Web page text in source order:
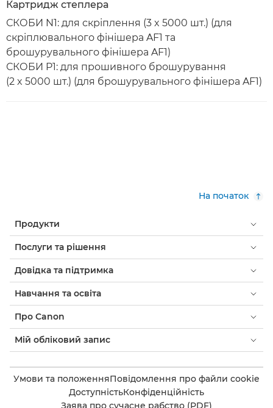
Картридж степлера
СКОБИ N1: для скріплення (3 x 5000 шт.) (для
скріплювального фінішера AF1 та
брошурувального фінішера AF1)
СКОБИ P1: для прошивного брошурування
(2 x 5000 шт.) (для брошурувального фінішера AF1)
На початок
Продукти
Послуги та рішення
Довідка та підтримка
Навчання та освіта
Про Canon
Мій обліковий запис
Умови та положенняПовідомлення про файли cookie
ДоступністьКонфіденційність
Заява про сучасне рабство (PDF)